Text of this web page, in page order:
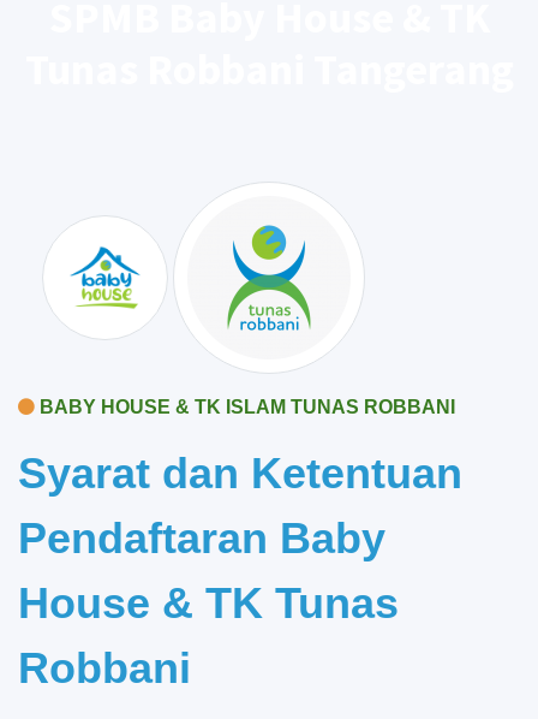
BABY HOUSE & TK ISLAM TUNAS ROBBANI
Syarat dan Ketentuan
Pendaftaran Baby
House & TK Tunas
Robbani